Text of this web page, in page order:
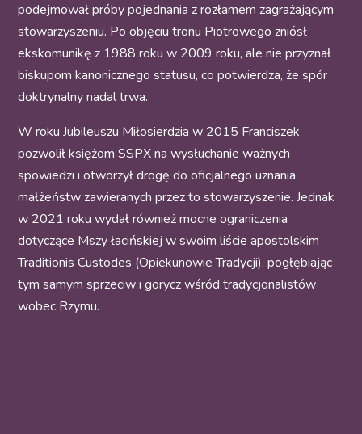
podejmował próby pojednania z rozłamem zagrażającym
stowarzyszeniu. Po objęciu tronu Piotrowego zniósł
ekskomunikę z 1988 roku w 2009 roku, ale nie przyznał
biskupom kanonicznego statusu, co potwierdza, że spór
doktrynalny nadal trwa.
W roku Jubileuszu Miłosierdzia w 2015 Franciszek
pozwolił księżom SSPX na wysłuchanie ważnych
spowiedzi i otworzył drogę do oficjalnego uznania
małżeństw zawieranych przez to stowarzyszenie. Jednak
w 2021 roku wydał również mocne ograniczenia
dotyczące Mszy łacińskiej w swoim liście apostolskim
Traditionis Custodes (Opiekunowie Tradycji), pogłębiając
tym samym sprzeciw i gorycz wśród tradycjonalistów
wobec Rzymu.